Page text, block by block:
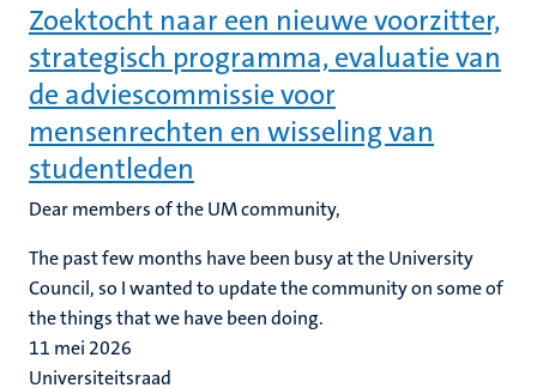
Zoektocht naar een nieuwe voorzitter,
strategisch programma, evaluatie van
de adviescommissie voor
mensenrechten en wisseling van
studentleden
Dear members of the UM community,
The past few months have been busy at the University
Council, so I wanted to update the community on some of
the things that we have been doing.
11 mei 2026
Universiteitsraad